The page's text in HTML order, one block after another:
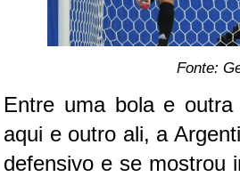
Fonte:
Entre uma bola e
aqui e outro ali, a
defensivo e se mostrou